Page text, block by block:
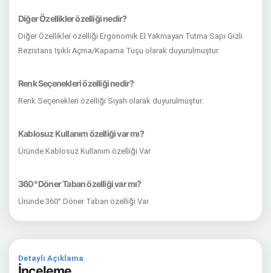
Diğer Özellikler özelliği nedir?
Diğer Özellikler özelliği Ergonomik El Yakmayan Tutma Sapı Gizli
Rezistans Işıklı Açma/Kapama Tuşu olarak duyurulmuştur.
Renk Seçenekleri özelliği nedir?
Renk Seçenekleri özelliği Siyah olarak duyurulmuştur.
Kablosuz Kullanım özelliği var mı?
Üründe Kablosuz Kullanım özelliği Var
360° Döner Taban özelliği var mı?
Üründe 360° Döner Taban özelliği Var
Detaylı Açıklama